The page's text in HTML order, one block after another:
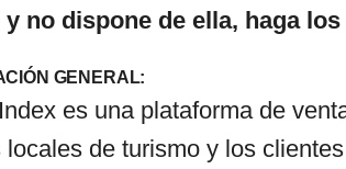
y no dispone de ella, haga
GENERAL:
es una plataforma de
locales de turismo y los